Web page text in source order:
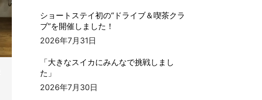
ショートステイ初の“ドライブ＆喫茶クラ
ブ”を開催しました！
2026年7月31日
「大きなスイカにみんなで挑戦しまし
た」
2026年7月30日